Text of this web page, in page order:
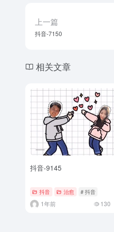
上一篇
抖音-7150
相关文章
抖音-9145
抖音 治愈 # 抖音
1年前 130